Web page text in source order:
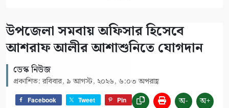
উপজেলা সমবায় অফিসার হিসেবে
আশরাফ আলীর আশাশুনিতে যোগদান
ডেস্ক নিউজ
প্রকাশিত: রবিবার, ৯ আগস্ট, ২০২৬, ৬:০৩ অপরাহ্ণ
Facebook Tweet Pin অ- অ+